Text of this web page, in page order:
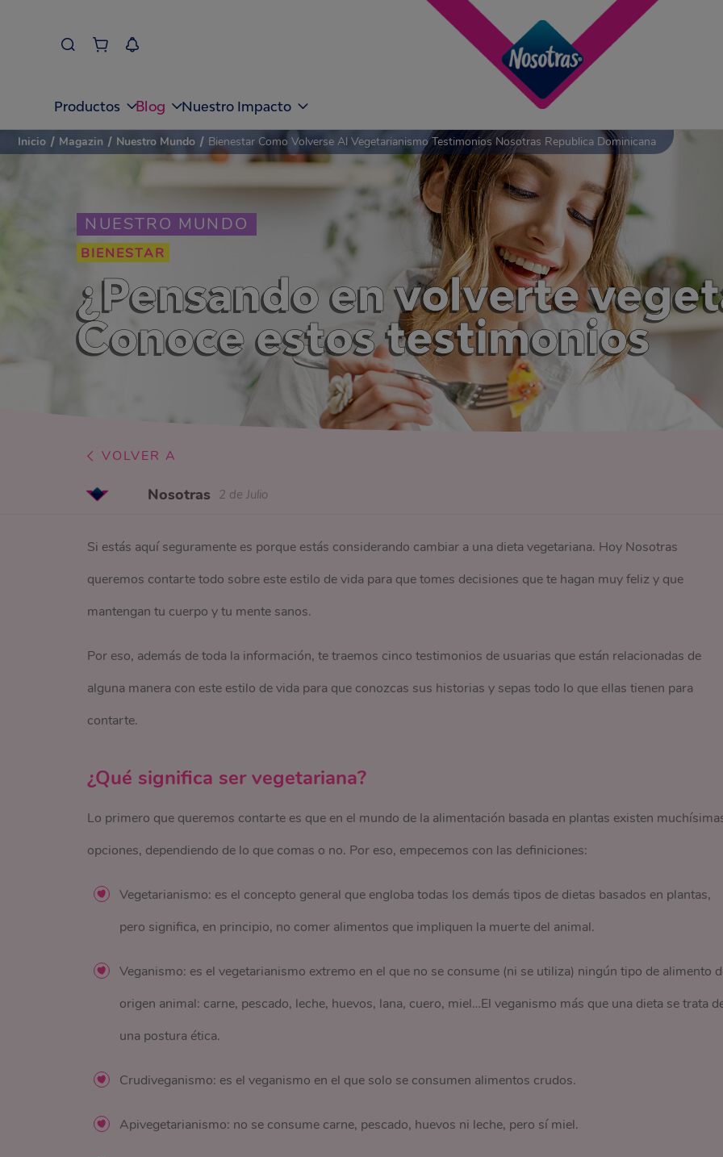
Productos Blog Nuestro Impacto
NUESTRO MUNDO
BIENESTAR
¿Pensando en volverte
Conoce estos testimonios
Inicio / Magazin / Nuestro Mundo / Bienestar Como Volverse Al Vegetarianismo Testimonios Nosotras Republica Dominicana
VOLVER A
Nosotras 2 de Julio
Si estás aquí seguramente es porque estás considerando cambiar a una dieta vegetariana. Hoy Nosotras
queremos contarte todo sobre este estilo de vida para que tomes decisiones que te hagan muy feliz y que
mantengan tu cuerpo y tu mente sanos.
Por eso, además de toda la información, te traemos cinco testimonios de usuarias que están relacionadas de
alguna manera con este estilo de vida para que conozcas sus historias y sepas todo lo que ellas tienen para
contarte.
¿Qué significa ser vegetariana?
Lo primero que queremos contarte es que en el mundo de la alimentación basada en plantas existen
opciones, dependiendo de lo que comas o no. Por eso, empecemos con las definiciones:
Vegetarianismo: es el concepto general que engloba todas los demás tipos de dietas basados en plantas,
pero significa, en principio, no comer alimentos que impliquen la muerte del animal.
Veganismo: es el vegetarianismo extremo en el que no se consume (ni se utiliza) ningún tipo de alimento
origen animal: carne, pescado, leche, huevos, lana, cuero, miel…El veganismo más que una dieta se trata
una postura ética.
Crudiveganismo: es el veganismo en el que solo se consumen alimentos crudos.
Apivegetarianismo: no se consume carne, pescado, huevos ni leche, pero sí miel.